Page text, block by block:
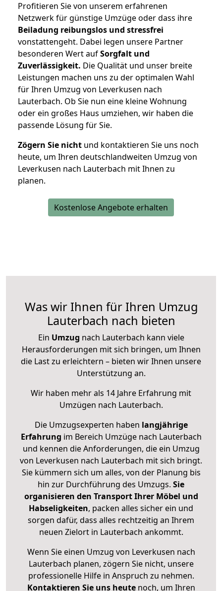
Profitieren Sie von unserem erfahrenen
Netzwerk für günstige Umzüge oder dass ihre
Beiladung reibungslos und stressfrei
vonstattengeht. Dabei legen unsere Partner
besonderen Wert aufSorgfalt und
Zuverlässigkeit. Die Qualität und unser breite
Leistungen machen uns zu der optimalen Wahl
für Ihren Umzug von Leverkusen nach
Lauterbach. Ob Sie nun eine kleine Wohnung
oder ein großes Haus umziehen, wir haben die
passende Lösung für Sie.
Zögern Sie nicht und kontaktieren Sie uns noch
heute, um Ihren deutschlandweiten Umzug von
Leverkusen nach Lauterbach mit Ihnen zu
planen.
Kostenlose Angebote erhalten
Was wir Ihnen für Ihren Umzug
Lauterbach nach bieten
Ein Umzug nach Lauterbach kann viele
Herausforderungen mit sich bringen, um Ihnen
die Last zu erleichtern – bieten wir Ihnen unsere
Unterstützung an.
Wir haben mehr als 14 Jahre Erfahrung mit
Umzügen nach Lauterbach.
Die Umzugsexperten haben langjährige
Erfahrung im Bereich Umzüge nach Lauterbach
und kennen die Anforderungen, die ein Umzug
von Leverkusen nach Lauterbach mit sich bringt.
Sie kümmern sich um alles, von der Planung bis
hin zur Durchführung des Umzugs. Sie
organisieren den Transport Ihrer Möbel und
Habseligkeiten, packen alles sicher ein und
sorgen dafür, dass alles rechtzeitig an Ihrem
neuen Zielort in Lauterbach ankommt.
Wenn Sie einen Umzug von Leverkusen nach
Lauterbach planen, zögern Sie nicht, unsere
professionelle Hilfe in Anspruch zu nehmen.
Kontaktieren Sie uns heutenoch, um Ihren